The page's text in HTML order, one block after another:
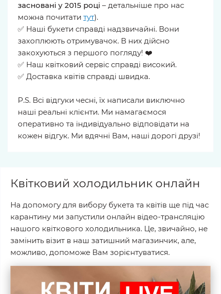
засновані у 2015 році – детальніше про нас
можна почитати тут).
✅ Наші букети справді надзвичайні. Вони
захоплюють отримувачок. В них дійсно
закохуються з першого погляду! ❤️
✅ Наш квітковий сервіс справді високий.
✅ Доставка квітів справді швидка.
P.S. Всі відгуки чесні, їх написали виключно
наші реальні клієнти. Ми намагаємося
оперативно та індивідуально відповідати на
кожен відгук. Ми вдячні Вам, наші дорогі друзі!
Квітковий холодильник онлайн
На допомогу для вибору букета та квітів ще під час
карантину ми запустили онлайн відео-трансляцію
нашого квіткового холодильника. Це, звичайно, не
замінить візит в наш затишний магазинчик, але,
можливо, допоможе Вам зорієнтуватися.